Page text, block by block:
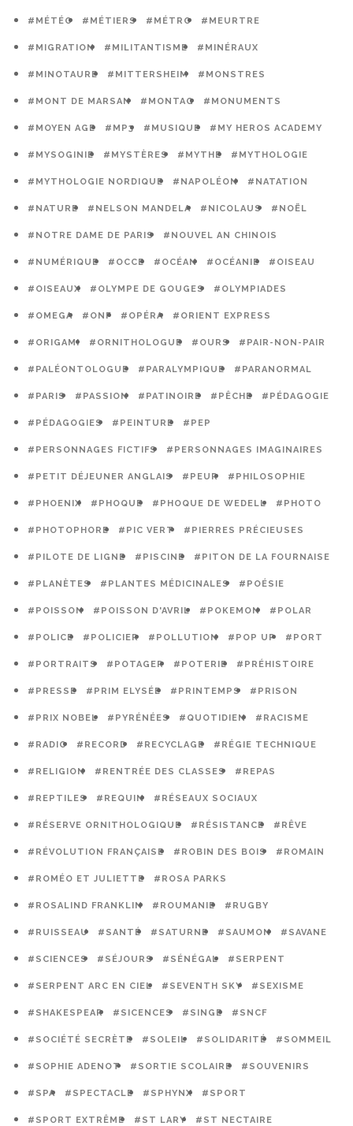
#MÉTÉO #MÉTIERS #MÉTRO #MEURTRE
#MIGRATION #MILITANTISME #MINÉRAUX
#MINOTAURE #MITTERSHEIM #MONSTRES
#MONT DE MARSAN #MONTAG #MONUMENTS
#MOYEN AGE #MP3 #MUSIQUE #MY HEROS ACADEMY
#MYSOGINIE #MYSTÈRES #MYTHE #MYTHOLOGIE
#MYTHOLOGIE NORDIQUE #NAPOLÉON #NATATION
#NATURE #NELSON MANDELA #NICOLAUS #NOËL
#NOTRE DAME DE PARIS #NOUVEL AN CHINOIS
#NUMÉRIQUE #OCCE #OCÉAN #OCÉANIE #OISEAU
#OISEAUX #OLYMPE DE GOUGES #OLYMPIADES
#OMEGA #ONF #OPÉRA #ORIENT EXPRESS
#ORIGAMI #ORNITHOLOGUE #OURS #PAIR-NON-PAIR
#PALÉONTOLOGUE #PARALYMPIQUE #PARANORMAL
#PARIS #PASSION #PATINOIRE #PÊCHE #PÉDAGOGIE
#PÉDAGOGIES #PEINTURE #PEP
#PERSONNAGES FICTIFS #PERSONNAGES IMAGINAIRES
#PETIT DÉJEUNER ANGLAIS #PEUR #PHILOSOPHIE
#PHOENIX #PHOQUE #PHOQUE DE WEDELL #PHOTO
#PHOTOPHORE #PIC VERT #PIERRES PRÉCIEUSES
#PILOTE DE LIGNE #PISCINE #PITON DE LA FOURNAISE
#PLANÈTES #PLANTES MÉDICINALES #POÉSIE
#POISSON #POISSON D'AVRIL #POKEMON #POLAR
#POLICE #POLICIER #POLLUTION #POP UP #PORT
#PORTRAITS #POTAGER #POTERIE #PRÉHISTOIRE
#PRESSE #PRIM ELYSÉE #PRINTEMPS #PRISON
#PRIX NOBEL #PYRÉNÉES #QUOTIDIEN #RACISME
#RADIO #RECORD #RECYCLAGE #RÉGIE TECHNIQUE
#RELIGION #RENTRÉE DES CLASSES #REPAS
#REPTILES #REQUIN #RÉSEAUX SOCIAUX
#RÉSERVE ORNITHOLOGIQUE #RÉSISTANCE #RÊVE
#RÉVOLUTION FRANÇAISE #ROBIN DES BOIS #ROMAIN
#ROMÉO ET JULIETTE #ROSA PARKS
#ROSALIND FRANKLIN #ROUMANIE #RUGBY
#RUISSEAU #SANTÉ #SATURNE #SAUMON #SAVANE
#SCIENCES #SÉJOURS #SÉNÉGAL #SERPENT
#SERPENT ARC EN CIEL #SEVENTH SKY #SEXISME
#SHAKESPEAR #SICENCES #SINGE #SNCF
#SOCIÉTÉ SECRÈTE #SOLEIL #SOLIDARITÉ #SOMMEIL
#SOPHIE ADENOT #SORTIE SCOLAIRE #SOUVENIRS
#SPA #SPECTACLE #SPHYNX #SPORT
#SPORT EXTRÊME #ST LARY #ST NECTAIRE